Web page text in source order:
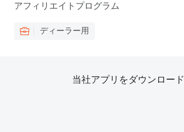
アフィリエイトプログラム
ディーラー用
当社アプリをダウンロード